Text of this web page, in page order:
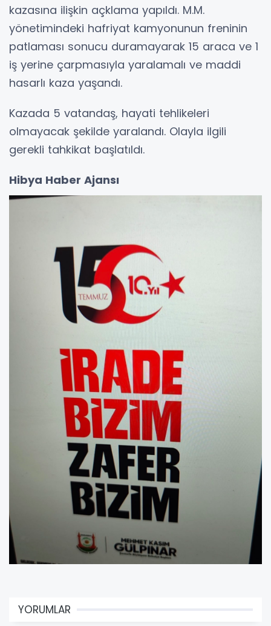
kazasına ilişkin açklama yapıldı. M.M.
yönetimindeki hafriyat kamyonunun freninin
patlaması sonucu duramayarak 15 araca ve 1
iş yerine çarpmasıyla yaralamalı ve maddi
hasarlı kaza yaşandı.
Kazada 5 vatandaş, hayati tehlikeleri
olmayacak şekilde yaralandı. Olayla ilgili
gerekli tahkikat başlatıldı.
Hibya Haber Ajansı
YORUMLAR